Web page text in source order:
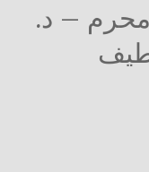
محرم – د.